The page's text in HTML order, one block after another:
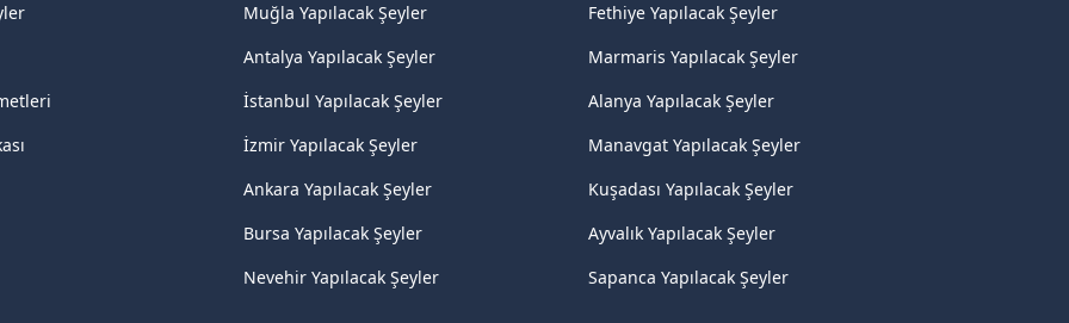
Muğla Yapılacak Şeyler
Antalya Yapılacak Şeyler
İstanbul Yapılacak Şeyler
İzmir Yapılacak Şeyler
Ankara Yapılacak Şeyler
Bursa Yapılacak Şeyler
Nevehir Yapılacak Şeyler
Fethiye Yapılacak Şeyler
Marmaris Yapılacak Şeyler
Alanya Yapılacak Şeyler
Manavgat Yapılacak Şeyler
Kuşadası Yapılacak Şeyler
Ayvalık Yapılacak Şeyler
Sapanca Yapılacak Şeyler